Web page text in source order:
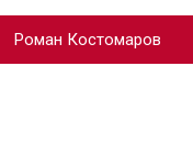
Роман Костомаров